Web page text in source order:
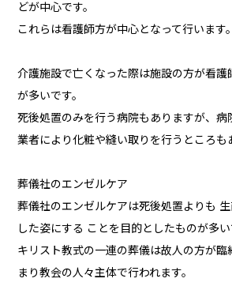
どが中心です。
これらは看護師方が中心となって行います。
介護施設で亡くなった際は施設の方が看護
が多いです。
死後処置のみを行う病院もありますが、病
業者により化粧や縫い取りを行うところも
葬儀社のエンゼルケア
葬儀社のエンゼルケアは死後処置よりも
した姿にする ことを目的としたものが多い
キリスト教式の一連の葬儀は故人の方が臨
まり教会の人々主体で行われます。